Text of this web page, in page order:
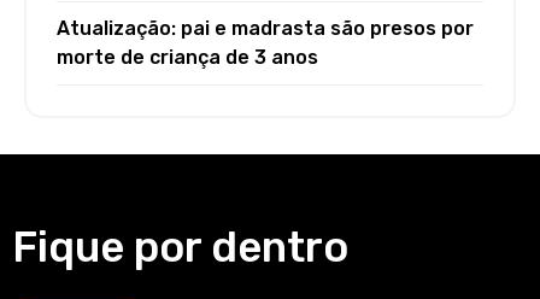
Atualização: pai e madrasta são presos por
morte de criança de 3 anos
Fique por dentro